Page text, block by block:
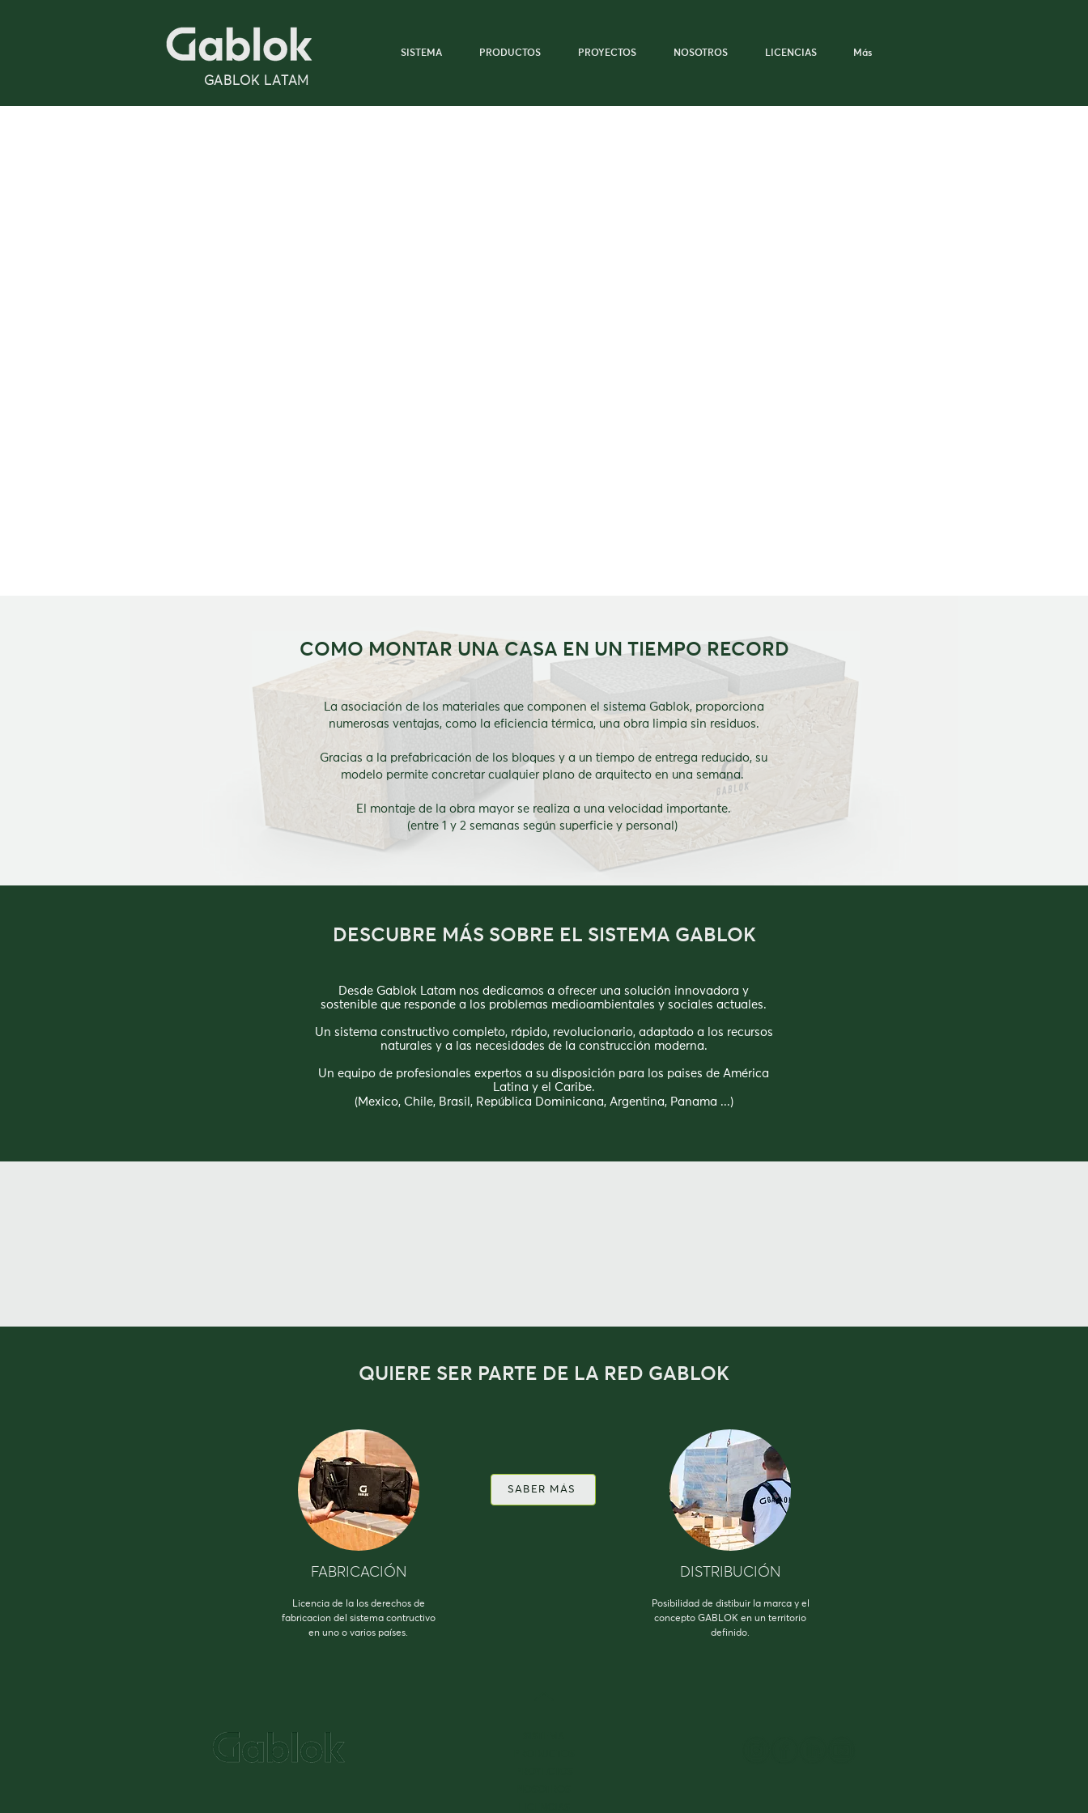
GABLOK LATAM
SISTEMA PRODUCTOS PROYECTOS NOSOTROS LICENCIAS Más
COMO MONTAR UNA CASA EN UN TIEMPO RECORD
La asociación de los materiales que componen el sistema Gablok, proporciona
numerosas ventajas, como la eficiencia térmica, una obra limpia sin residuos.
Gracias a la prefabricación de los bloques y a un tiempo de entrega reducido, su
modelo permite concretar cualquier plano de arquitecto en una semana.
El montaje de la obra mayor se realiza a una velocidad importante.
(entre 1 y 2 semanas según superficie y personal)
DESCUBRE MÁS SOBRE EL SISTEMA GABLOK
Desde Gablok Latam nos dedicamos a ofrecer una solución innovadora y
sostenible que responde a los problemas medioambientales y sociales actuales.
Un sistema constructivo completo, rápido, revolucionario, adaptado a los recursos
naturales y a las necesidades de la construcción moderna.
Un equipo de profesionales expertos a su disposición para los paises de América
Latina y el Caribe.
(Mexico, Chile, Brasil, República Dominicana, Argentina, Panama ...)
QUIERE SER PARTE DE LA RED GABLOK
SABER MÁS
FABRICACIÓN
Licencia de la los derechos de
fabricacion del sistema contructivo
en uno o varios países.
DISTRIBUCIÓN
Posibilidad de distibuir la marca y el
concepto GABLOK en un territorio
definido.